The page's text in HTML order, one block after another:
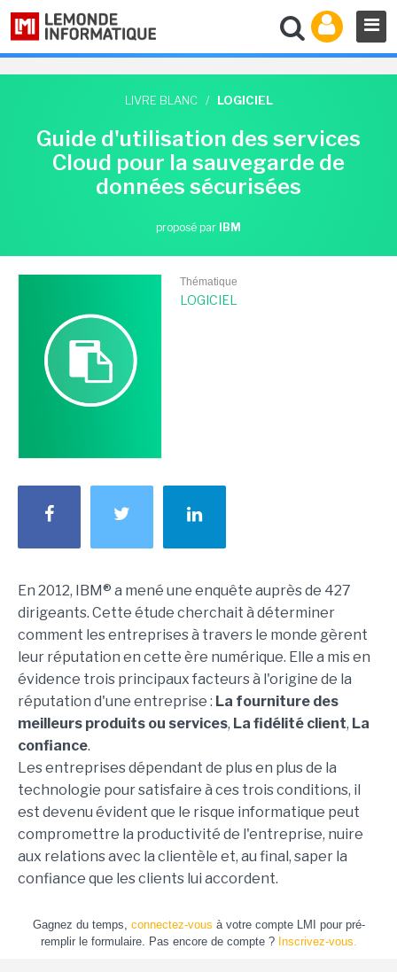
LIVRE BLANC / LOGICIEL
Guide d'utilisation des services
Cloud pour la sauvegarde de
données sécurisées
proposé par IBM
Thématique
LOGICIEL
En 2012, IBM® a mené une enquête auprès de 427
dirigeants. Cette étude cherchait à déterminer
comment les entreprises à travers le monde gèrent
leur réputation en cette ère numérique. Elle a mis en
évidence trois principaux facteurs à l'origine de la
réputation d'une entreprise : La fourniture des
meilleurs produits ou services, La fidélité client, La
confiance.
Les entreprises dépendant de plus en plus de la
technologie pour satisfaire à ces trois conditions, il
est devenu évident que le risque informatique peut
compromettre la productivité de l'entreprise, nuire
aux relations avec la clientèle et, au final, saper la
confiance que les clients lui accordent.
Gagnez du temps, connectez-vous à votre compte LMI pour pré-
remplir le formulaire. Pas encore de compte ? Inscrivez-vous.